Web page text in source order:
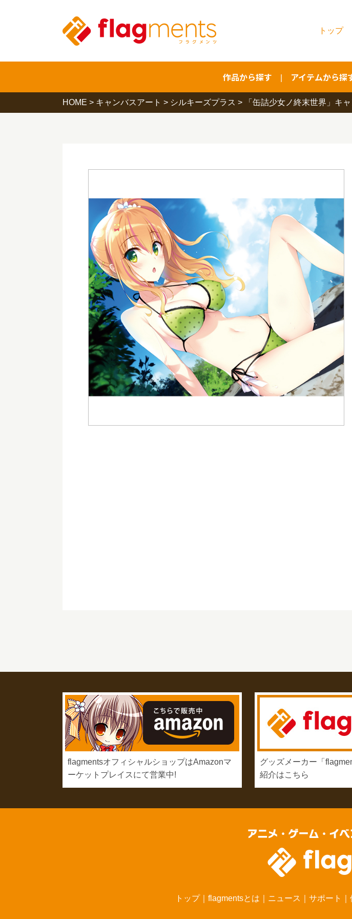
トップ
作品から探す アイテムから探
HOME > キャンバスアート > シルキーズプラス > 「缶詰少女ノ終末世界」キ
flagmentsオフィシャルショップはAmazonマ
ーケットプレイスにて営業中!
グッズメーカー「
紹介はこちら
トップ｜ flagmentsとは ニュース サポート